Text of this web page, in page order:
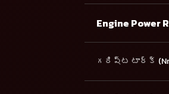
Engine Power
గరిష్ట టార్క్